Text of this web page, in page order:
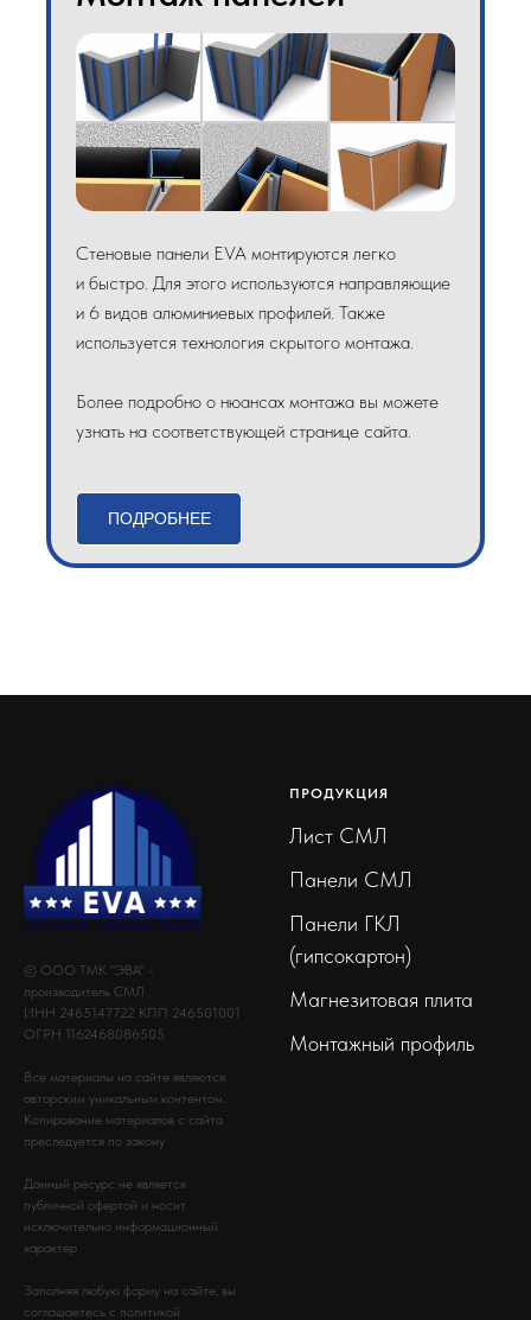
Стеновые панели EVA монтируются легко
и быстро. Для этого используются направляющие
и 6 видов алюминиевых профилей. Также
используется технология скрытого монтажа.
Более подробно о нюансах монтажа вы можете
узнать на соответствующей странице сайта.
ПОДРОБНЕЕ
© ООО ТМК "ЭВА" -
производитель СМЛ
ИНН 2465147722 КПП 246501001
ОГРН 1162468086505
Все материалы на сайте являются
авторским уникальным контентом.
Копирование материалов с сайта
преследуется по закону
Данный ресурс не является
публичной офертой и носит
исключительно информационный
характер
Заполняя любую форму на сайте, вы
соглашаетесь с политикой
ПРОДУКЦИЯ
Лист СМЛ
Панели СМЛ
Панели ГКЛ
(гипсокартон)
Магнезитовая плита
Монтажный профиль